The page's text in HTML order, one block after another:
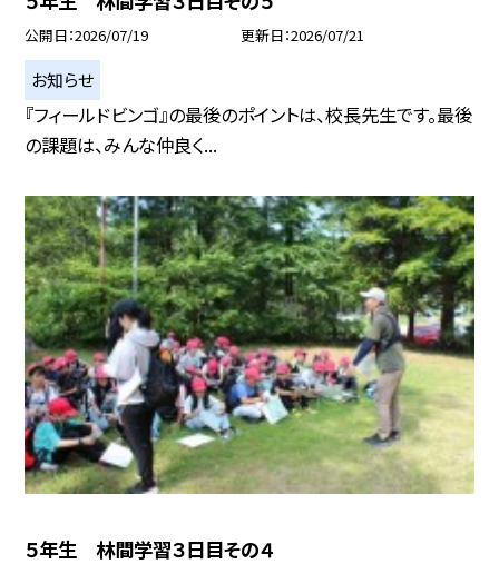
公開日 2026/07/19 更新日 2026/07/21
お知らせ
『フィールドビンゴ』の最後のポイントは、校長先生です。最後
の課題は、みんな仲良く...
５年生 林間学習３日目その４